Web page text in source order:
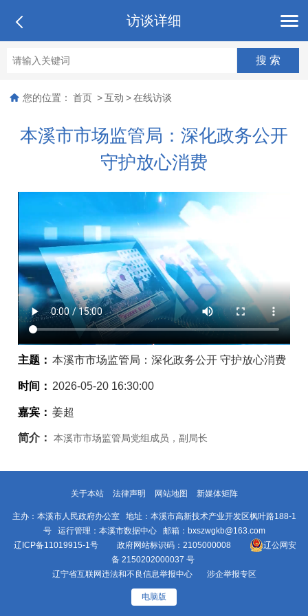
访谈详细
您的位置： 首页 > 互动 > 在线访谈
本溪市市场监管局：深化政务公开
守护放心消费
主题： 本溪市市场监管局：深化政务公开 守护放心消费
时间： 2026-05-20 16:30:00
嘉宾： 姜超
简介： 本溪市市场监管局党组成员，副局长
关于本站 法律声明 网站地图 新媒体矩阵
主办：本溪市人民政府办公室 地址：本溪市高新技术产业开发区枫叶路188-1
号 运行管理：本溪市数据中心 邮箱：bxszwgkb@163.com
辽ICP备11019915-1号 政府网站标识码：2105000008
辽公网安
备 2150202000037 号
辽宁省互联网违法和不良信息举报中心
涉企举报专区
电脑版